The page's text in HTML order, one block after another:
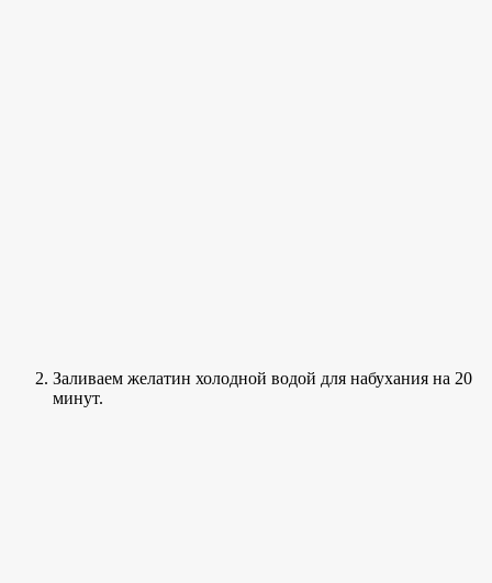
Заливаем желатин холодной водой для набухания на 20
минут.